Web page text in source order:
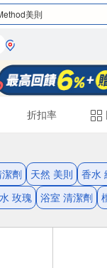
折扣率
劑 天然 美則
香水
玫瑰 浴室 清潔劑